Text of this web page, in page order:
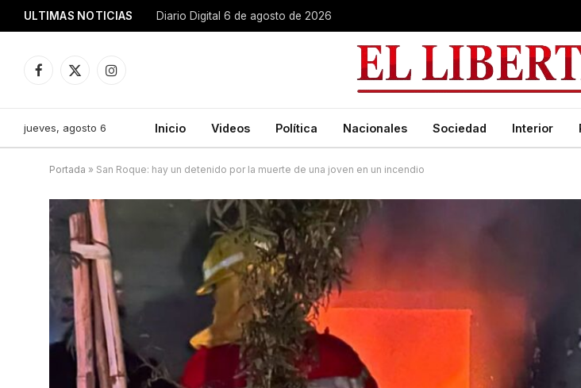
ULTIMAS NOTICIAS Diario Digital 6 de agosto de 2026
Facebook
X
Instagram
jueves, agosto 6 Inicio Videos Política Nacionales Sociedad Interior
Portada » San Roque: hay un detenido por la muerte de una joven en un incendio